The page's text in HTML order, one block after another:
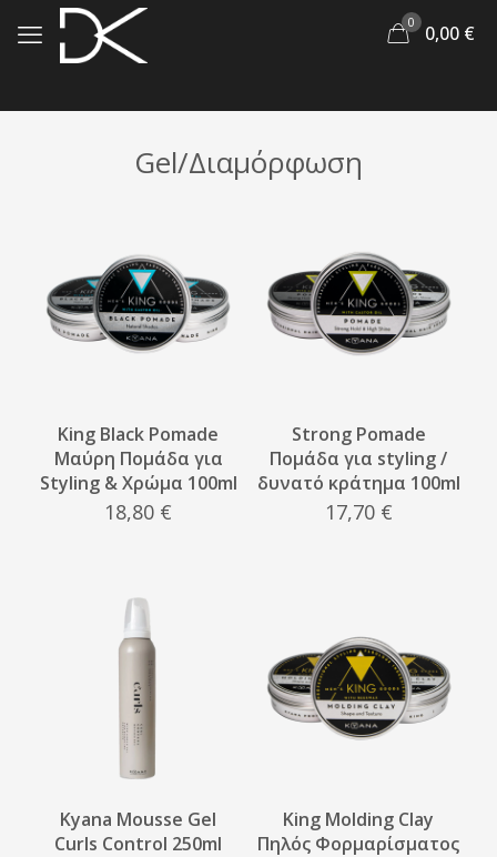
0 0,00 €
Gel/Διαμόρφωση
King Black Pomade
Μαύρη Πομάδα για
Styling & Χρώμα 100ml
18,80 €
Strong Pomade
Πομάδα για styling /
δυνατό κράτημα 100ml
17,70 €
Kyana Mousse Gel
Curls Control 250ml
King Molding Clay
Πηλός Φορμαρίσματος